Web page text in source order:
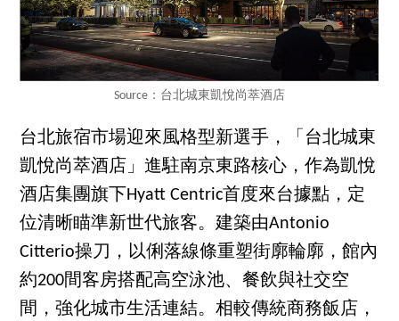
Source：台北城東凱悅尚萃酒店
台北旅宿市場迎來風格型新選手，「台北城東
凱悅尚萃酒店」進駐南京東路核心，作為凱悅
酒店集團旗下Hyatt Centric首度來台據點，定
位清晰瞄準新世代旅客。建築由Antonio
Citterio操刀，以俐落線條重塑街廓輪廓，館內
約200間客房搭配高空泳池、餐飲與社交空
間，強化城市生活連結。相較傳統商務飯店，